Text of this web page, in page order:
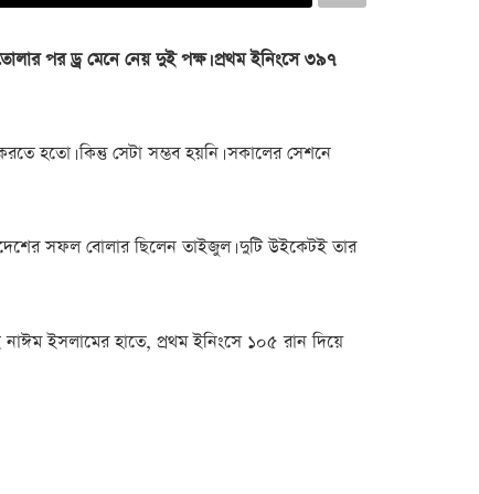
পর ড্র মেনে নেয় দুই পক্ষ। প্রথম ইনিংসে ৩৯৭
হতো। কিন্তু সেটা সম্ভব হয়নি। সকালের সেশনে
সফল বোলার ছিলেন তাইজুল। দুটি উইকেটই তার
নাঈম ইসলামের হাতে, প্রথম ইনিংসে ১০৫ রান দিয়ে